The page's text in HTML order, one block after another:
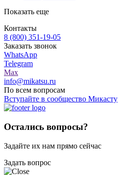
Показать еще
Контакты
8 (800) 351-19-05
Заказать звонок
WhatsApp
Telegram
Max
info@mikatsu.ru
По всем вопросам
Вступайте в сообщество Микасту
Остались вопросы?
Задайте их нам прямо сейчас
Задать вопрос